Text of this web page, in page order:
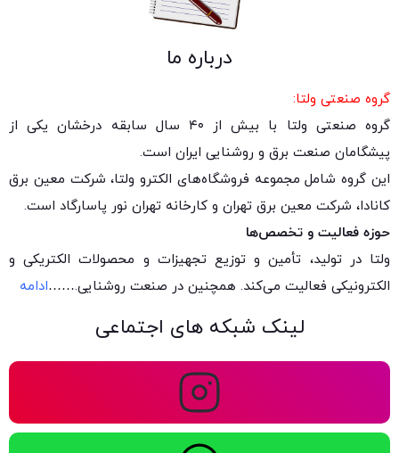
درباره ما
گروه صنعتی ولتا:
گروه صنعتی ولتا با بیش از ۴۰ سال سابقه درخشان یکی از
پیشگامان صنعت برق و روشنایی ایران است.
این گروه شامل مجموعه فروشگاه‌های الکترو ولتا، شرکت معین برق
کانادا، شرکت معین برق تهران و کارخانه تهران نور پاسارگاد است.
حوزه فعالیت و تخصص‌ها
ولتا در تولید، تأمین و توزیع تجهیزات و محصولات الکتریکی و
الکترونیکی فعالیت می‌کند. همچنین در صنعت روشنایی.……ادامه
لینک شبکه های اجتماعی